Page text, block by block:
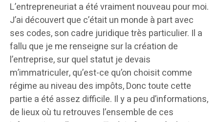
L’entrepreneuriat a été vraiment nouveau pour moi.
J’ai découvert que c’était un monde à part avec
ses codes, son cadre juridique très particulier. Il a
fallu que je me renseigne sur la création de
l’entreprise, sur quel statut je devais
m’immatriculer, qu’est-ce qu’on choisit comme
régime au niveau des impôts, Donc toute cette
partie a été assez difficile. Il y a peu d’informations,
de lieux où tu retrouves l’ensemble de ces